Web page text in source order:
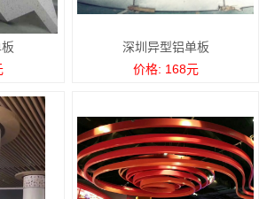
深圳异型铝单板
价格: 168元